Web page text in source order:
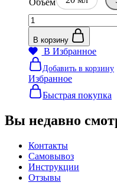
700₽
Объём
Количество
товара
Отдушка
Личи
и
роза
В корзину
В Избранное
Добавить в корзину
Избранное
Быстрая покупка
Вы недавно
Контакты
Самовывоз
Инструкции
Отзывы